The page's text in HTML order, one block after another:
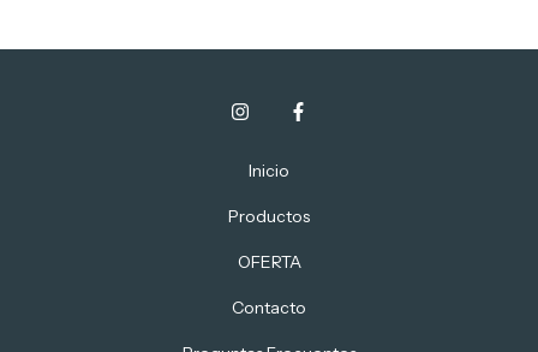
Inicio
Productos
OFERTA
Contacto